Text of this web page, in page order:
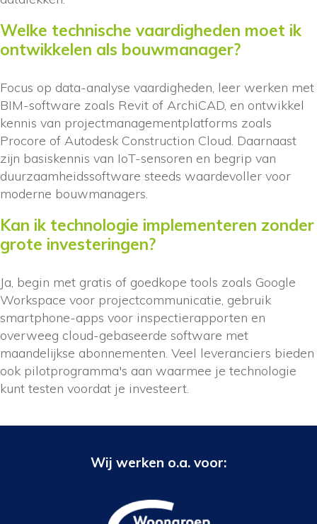
Welke technische vaardigheden moet ik
ontwikkelen als bouwmanager?
Focus op data-analyse vaardigheden, leer werken met
BIM-software zoals Revit of ArchiCAD, en ontwikkel
kennis van projectmanagementplatforms zoals
Procore of Autodesk Construction Cloud. Daarnaast
zijn basiskennis van IoT-sensoren en begrip van
duurzaamheidssoftware steeds waardevoller voor
moderne bouwmanagers.
Kan ik technologie implementeren zonder
grote investeringen?
Ja, begin met gratis of goedkope tools zoals Google
Workspace voor projectcommunicatie, gebruik
smartphone-apps voor inspectierapporten en
overweeg cloud-gebaseerde software met
maandelijkse abonnementen. Veel leveranciers bieden
ook pilotprogramma's aan waarmee je technologie
kunt testen voordat je investeert.
Wij werken o.a. voor: